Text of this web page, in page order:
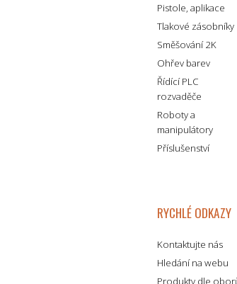
Pistole, aplikace
Tlakové zásobníky
Směšování 2K
Ohřev barev
Řídící PLC
rozvaděče
Roboty a
manipulátory
Příslušenství
RYCHLÉ ODKAZY
Kontaktujte nás
Hledání na webu
Produkty dle